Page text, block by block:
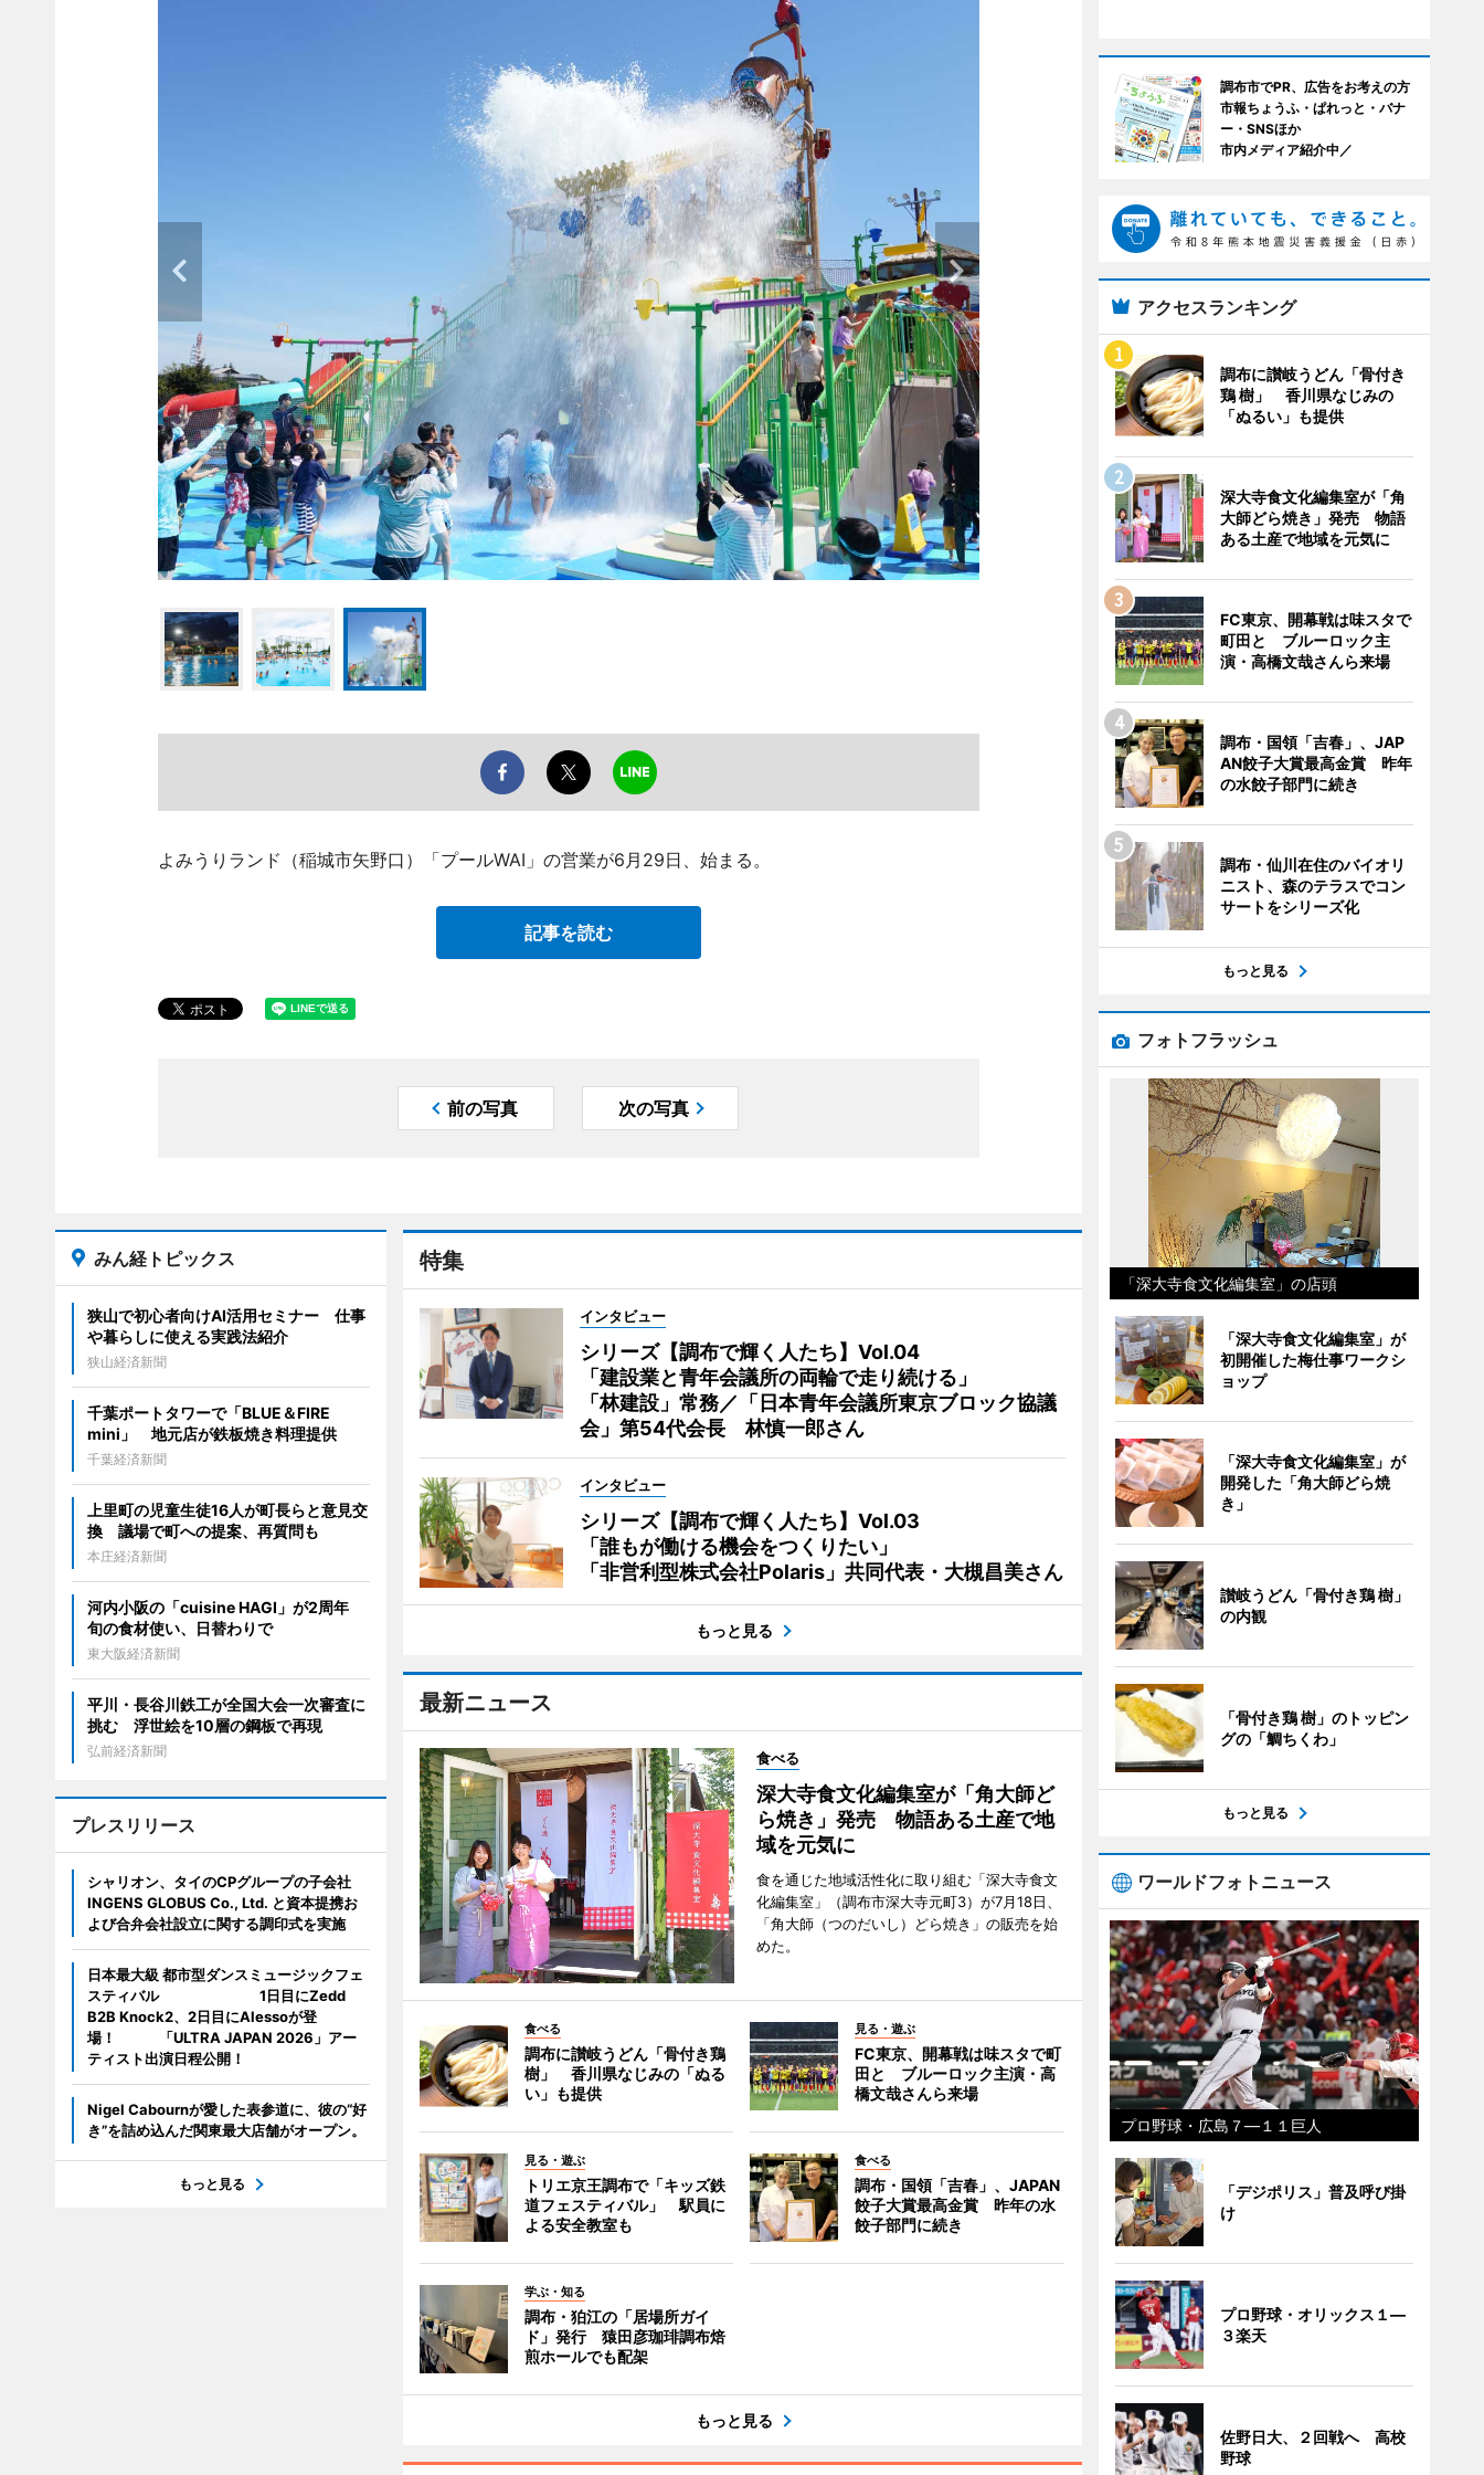
よみうりランド（稲城市矢野口）「プールWAI」の営業が6月29日、始まる。
記事を読む
前の写真 次の写真
特集
インタビュー
シリーズ【調布で輝く人たち】Vol.04
「建設業と青年会議所の両輪で走り続ける」
「林建設」常務／「日本青年会議所東京ブロック協議
会」第54代会長 林慎一郎さん
インタビュー
シリーズ【調布で輝く人たち】Vol.03
「誰もが働ける機会をつくりたい」
「非営利型株式会社Polaris」共同代表・大槻昌美さん
もっと見る
最新ニュース
食べる
深大寺食文化編集室が「角大師ど
ら焼き」発売 物語ある土産で地
域を元気に
食を通じた地域活性化に取り組む「深大寺食文
化編集室」（調布市深大寺元町3）が7月18日、
「角大師（つのだいし）どら焼き」の販売を始
めた。
食べる
調布に讃岐うどん「骨付き鶏
樹」 香川県なじみの「ぬる
い」も提供
見る・遊ぶ
FC東京、開幕戦は味スタで町
田と ブルーロック主演・高
橋文哉さんら来場
見る・遊ぶ
トリエ京王調布で「キッズ鉄
道フェスティバル」 駅員に
よる安全教室も
食べる
調布・国領「吉春」、JAPAN
餃子大賞最高金賞 昨年の水
餃子部門に続き
学ぶ・知る
調布・狛江の「居場所ガイ
ド」発行 猿田彦珈琲調布焙
煎ホールでも配架
もっと見る
みん経トピックス
狭山で初心者向けAI活用セミナー 仕事
や暮らしに使える実践法紹介
狭山経済新聞
千葉ポートタワーで「BLUE＆FIRE
mini」 地元店が鉄板焼き料理提供
千葉経済新聞
上里町の児童生徒16人が町長らと意見交
換 議場で町への提案、再質問も
本庄経済新聞
河内小阪の「cuisine HAGI」が2周年
旬の食材使い、日替わりで
東大阪経済新聞
平川・長谷川鉄工が全国大会一次審査に
挑む 浮世絵を10層の鋼板で再現
弘前経済新聞
プレスリリース
シャリオン、タイのCPグループの子会社
INGENS GLOBUS Co., Ltd. と資本提携お
よび合弁会社設立に関する調印式を実施
日本最大級 都市型ダンスミュージックフェ
スティバル 1日目にZedd
B2B Knock2、2日目にAlessoが登
場！ 「ULTRA JAPAN 2026」アー
ティスト出演日程公開！
Nigel Cabournが愛した表参道に、彼の“好
き”を詰め込んだ関東最大店舗がオープン。
もっと見る
調布市でPR、広告をお考えの方
市報ちょうふ・ぱれっと・バナ
ー・SNSほか
市内メディア紹介中／
アクセスランキング
調布に讃岐うどん「骨付き
鶏 樹」 香川県なじみの
「ぬるい」も提供
深大寺食文化編集室が「角
大師どら焼き」発売 物語
ある土産で地域を元気に
FC東京、開幕戦は味スタで
町田と ブルーロック主
演・高橋文哉さんら来場
調布・国領「吉春」、JAP
AN餃子大賞最高金賞 昨年
の水餃子部門に続き
調布・仙川在住のバイオリ
ニスト、森のテラスでコン
サートをシリーズ化
もっと見る
フォトフラッシュ
「深大寺食文化編集室」の店頭
「深大寺食文化編集室」が
初開催した梅仕事ワークシ
ョップ
「深大寺食文化編集室」が
開発した「角大師どら焼
き」
讃岐うどん「骨付き鶏 樹」
の内観
「骨付き鶏 樹」のトッピン
グの「鯛ちくわ」
もっと見る
ワールドフォトニュース
プロ野球・広島７―１１巨人
「デジポリス」普及呼び掛
け
プロ野球・オリックス１―
３楽天
佐野日大、２回戦へ 高校
野球